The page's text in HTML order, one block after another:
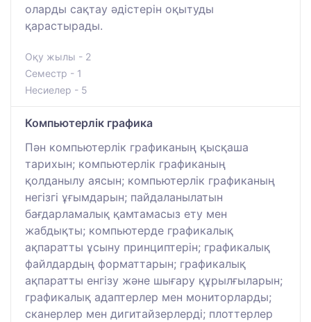
оларды сақтау әдістерін оқытуды
қарастырады.
Оқу жылы - 2
Семестр - 1
Несиелер - 5
Компьютерлік графика
Пән компьютерлік графиканың қысқаша
тарихын; компьютерлік графиканың
қолданылу аясын; компьютерлік графиканың
негізгі ұғымдарын; пайдаланылатын
бағдарламалық қамтамасыз ету мен
жабдықты; компьютерде графикалық
ақпаратты ұсыну принциптерін; графикалық
файлдардың форматтарын; графикалық
ақпаратты енгізу және шығару құрылғыларын;
графикалық адаптерлер мен мониторларды;
сканерлер мен дигитайзерлерді; плоттерлер